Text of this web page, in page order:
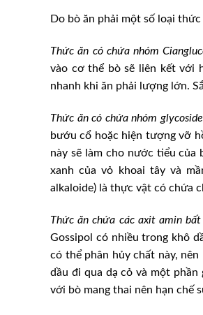
Do bò ăn phải một số loại
Thức ăn có chứa nhóm
vào cơ thể bò sẽ liên kết với
nhanh khi ăn phải lượng lớn.
Thức ăn có chứa nhóm
bướu cổ hoặc hiện tượng vỡ
này sẽ làm cho nước tiểu của
xanh của vỏ khoai tây và
alkaloide) là thực vật có chứa
Thức ăn chứa các axit amin
Gossipol có nhiều trong khô
có thể phân hủy chất này,
dầu đi qua dạ cỏ và một phần
với bò mang thai nên hạn chế